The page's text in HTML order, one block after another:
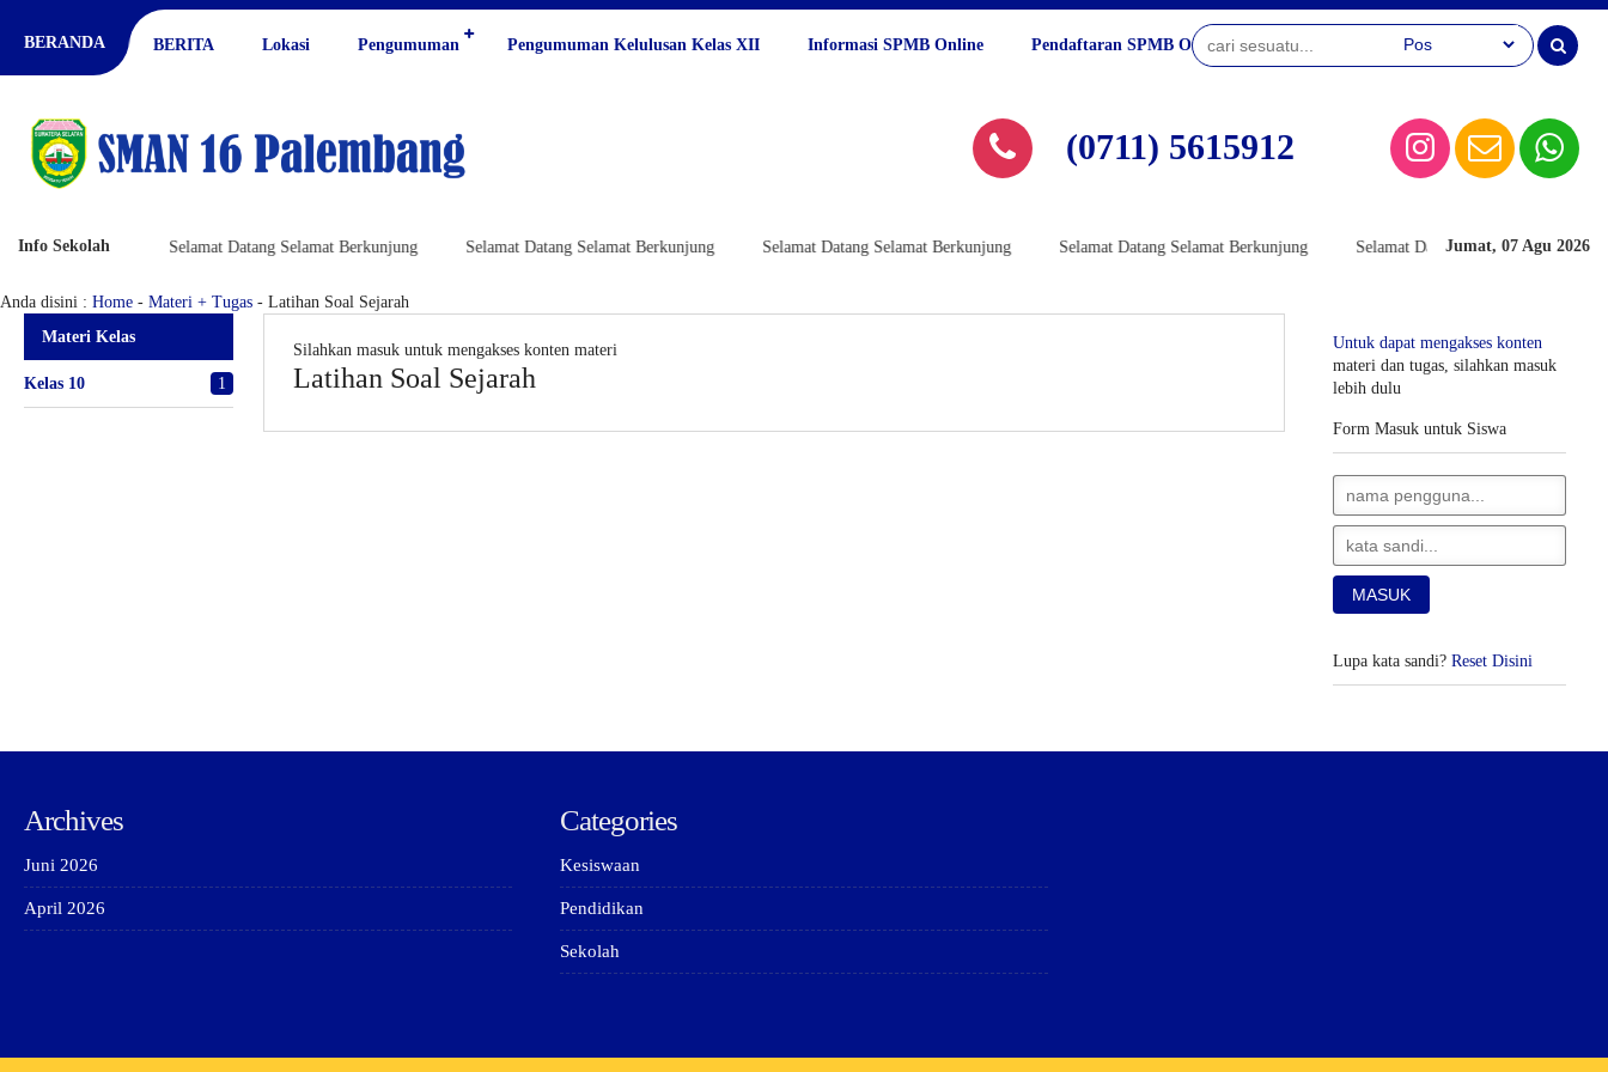
BERANDA BERITA Lokasi Pengumuman Pengumuman Kelulusan Kelas XII Informasi SPMB Online Pendaftaran SPMB Online
(0711) 5615912
Info Sekolah Jumat, 07 Agu 2026
Berkunjung Selamat Datang Selamat Berkunjung Selamat Datang Selamat Berkunjung Selamat Datang Selamat Berkunjung Selamat Datang Selamat Berkunjung
Selamat Datang Selamat Berkunjung
Anda disini : Home - Materi + Tugas - Latihan Soal Sejarah
Untuk dapat mengakses konten
materi dan tugas, silahkan masuk
lebih dulu
Form Masuk untuk Siswa
Lupa kata sandi? Reset Disini
Materi Kelas
Kelas 10 1
Silahkan masuk untuk mengakses konten materi
Latihan Soal Sejarah
Archives
Juni 2026
April 2026
Categories
Kesiswaan
Pendidikan
Sekolah